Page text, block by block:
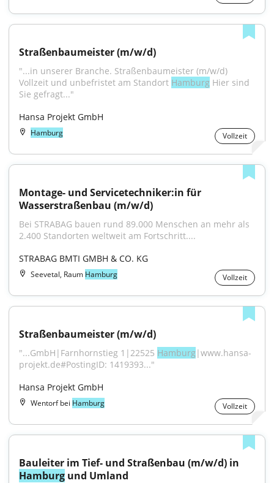
Straßenbaumeister (m/w/d)
"...in unserer Branche. Straßenbaumeister (m/w/d)
Vollzeit und unbefristet am Standort Hamburg Hier sind
Sie gefragt..."
Hansa Projekt GmbH
Hamburg Vollzeit
Montage- und Servicetechniker:in für
Wasserstraßenbau (m/w/d)
Bei STRABAG bauen rund 89.000 Menschen an mehr als
2.400 Standorten weltweit am Fortschritt....
STRABAG BMTI GMBH & CO. KG
Seevetal, Raum Hamburg Vollzeit
Straßenbaumeister (m/w/d)
"...GmbH|Farnhornstieg 1|22525 Hamburg |www.hansa-
projekt.de#PostingID: 1419393..."
Hansa Projekt GmbH
Wentorf bei Hamburg Vollzeit
Hamburg und Umland